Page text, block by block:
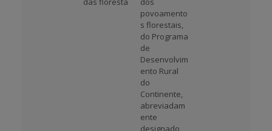
povoamento
s florestais,
do Programa
de
Desenvolvim
ento Rural
do
Continente,
abreviadam
ente
designado